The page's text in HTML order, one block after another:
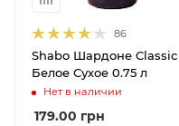
86
Shabo Шардоне Classic
Белое Сухое 0.75 л
Нет в наличии
179.00 грн